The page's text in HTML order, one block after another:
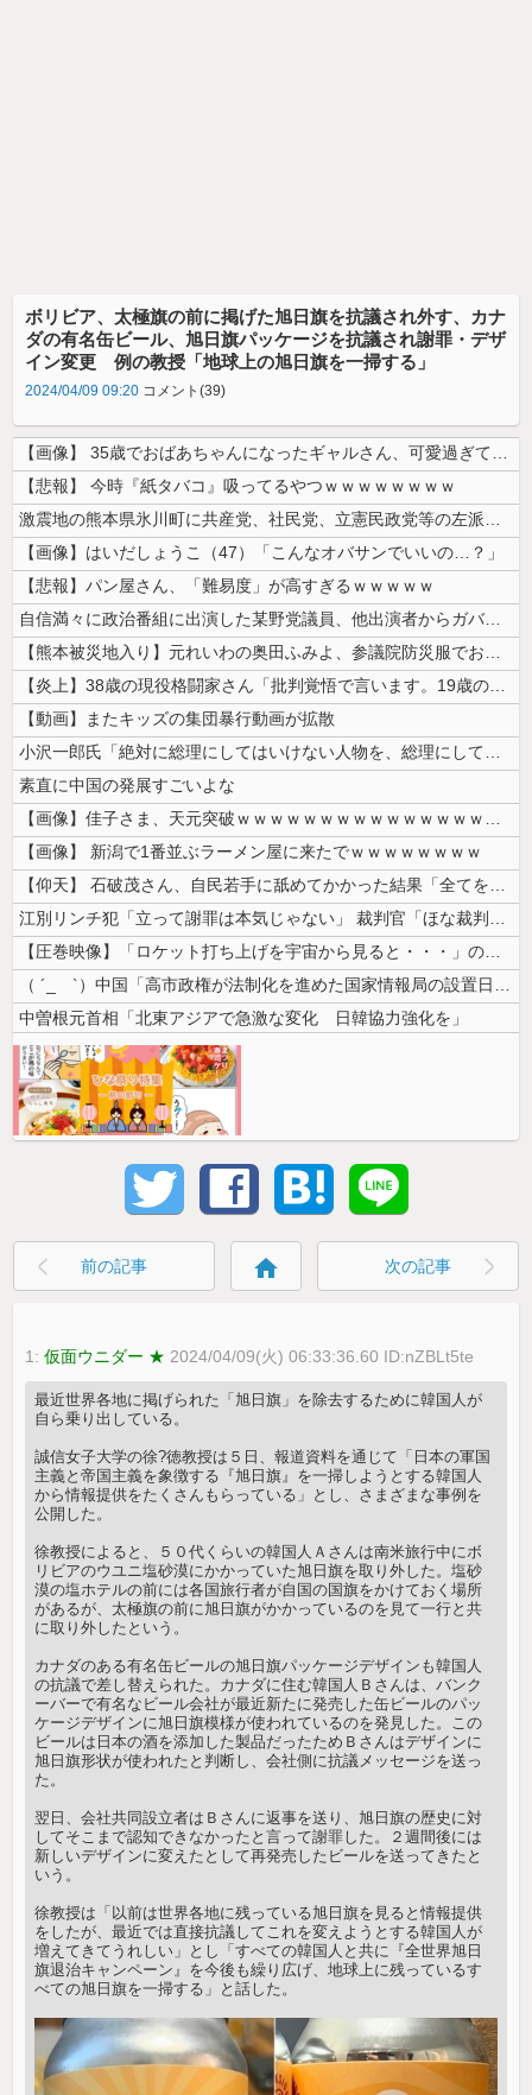
ボリビア、太極旗の前に掲げた旭日旗を抗議され外す、カナ
ダの有名缶ビール、旭日旗パッケージを抗議され謝罪・デザ
イン変更 例の教授「地球上の旭日旗を一掃する」
2024/04/09 09:20 コメント(39)
【画像】 35歳でおばあちゃんになったギャルさん、可愛過ぎて嫉妬不可避...
【悲報】 今時『紙タバコ』吸ってるやつｗｗｗｗｗｗｗｗ
激震地の熊本県氷川町に共産党、社民党、立憲民政党等の左派の救援は影すら...
【画像】はいだしょうこ（47）「こんなオバサンでいいの…？」
【悲報】パン屋さん、「難易度」が高すぎるｗｗｗｗｗ
自信満々に政治番組に出演した某野党議員、他出演者からガバっぷりを指摘さ...
【熊本被災地入り】元れいわの奥田ふみよ、参議院防災服でお食事楽しむ写真...
【炎上】38歳の現役格闘家さん「批判覚悟で言います。19歳の彼女と結婚...
【動画】またキッズの集団暴行動画が拡散
小沢一郎氏「絶対に総理にしてはいけない人物を、総理にしてしまった。もは...
素直に中国の発展すごいよな
【画像】佳子さま、天元突破ｗｗｗｗｗｗｗｗｗｗｗｗｗｗｗｗｗｗｗｗｗｗ...
【画像】 新潟で1番並ぶラーメン屋に来たでｗｗｗｗｗｗｗｗ
【仰天】 石破茂さん、自民若手に舐めてかかった結果「全てを失うｗｗｗｗ...
江別リンチ犯「立って謝罪は本気じゃない」 裁判官「ほな裁判で土下座して...
【圧巻映像】「ロケット打ち上げを宇宙から見ると・・・」の動画が衝撃的
（ ´_ゝ`）中国「高市政権が法制化を進めた国家情報局の設置日が7月3...
中曽根元首相「北東アジアで急激な変化 日韓協力強化を」
前の記事 home 次の記事
1:仮面ウニダー ★ 2024/04/09(火) 06:33:36.60 ID:nZBLt5te
最近世界各地に掲げられた「旭日旗」を除去するために韓国人が
自ら乗り出している。
誠信女子大学の徐?徳教授は５日、報道資料を通じて「日本の軍国
主義と帝国主義を象徴する『旭日旗』を一掃しようとする韓国人
から情報提供をたくさんもらっている」とし、さまざまな事例を
公開した。
徐教授によると、５０代くらいの韓国人Ａさんは南米旅行中にボ
リビアのウユニ塩砂漠にかかっていた旭日旗を取り外した。塩砂
漠の塩ホテルの前には各国旅行者が自国の国旗をかけておく場所
があるが、太極旗の前に旭日旗がかかっているのを見て一行と共
に取り外したという。
カナダのある有名缶ビールの旭日旗パッケージデザインも韓国人
の抗議で差し替えられた。カナダに住む韓国人Ｂさんは、バンク
ーバーで有名なビール会社が最近新たに発売した缶ビールのパッ
ケージデザインに旭日旗模様が使われているのを発見した。この
ビールは日本の酒を添加した製品だったためＢさんはデザインに
旭日旗形状が使われたと判断し、会社側に抗議メッセージを送っ
た。
翌日、会社共同設立者はＢさんに返事を送り、旭日旗の歴史に対
してそこまで認知できなかったと言って謝罪した。２週間後には
新しいデザインに変えたとして再発売したビールを送ってきたと
いう。
徐教授は「以前は世界各地に残っている旭日旗を見ると情報提供
をしたが、最近では直接抗議してこれを変えようとする韓国人が
増えてきてうれしい」とし「すべての韓国人と共に『全世界旭日
旗退治キャンペーン』を今後も繰り広げ、地球上に残っているす
べての旭日旗を一掃する」と話した。